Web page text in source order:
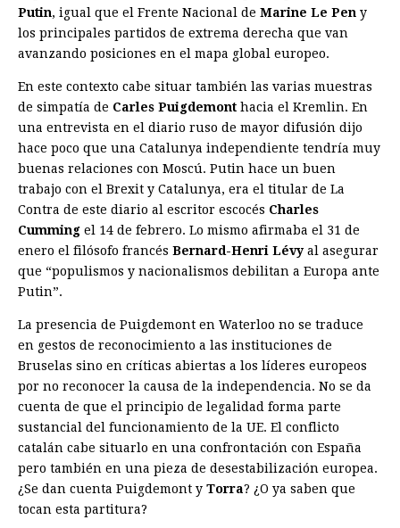
Putin, igual que el Frente Nacional de Marine Le Pen y
los principales partidos de extrema derecha que van
avanzando posiciones en el mapa global europeo.
En este contexto cabe situar también las varias muestras
de simpatía de Carles Puigdemont hacia el Kremlin. En
una entrevista en el diario ruso de mayor difusión dijo
hace poco que una Catalunya independiente tendría muy
buenas relaciones con Moscú. Putin hace un buen
trabajo con el Brexit y Catalunya, era el titular de La
Contra de este diario al escritor escocés Charles
Cumming el 14 de febrero. Lo mismo afirmaba el 31 de
enero el filósofo francés Bernard-Henri Lévyal asegurar
que “populismos y nacionalismos debilitan a Europa ante
­Putin”.
La presencia de Puigdemont en Waterloo no se traduce
en gestos de reconocimiento a las instituciones de
Bruselas sino en críticas abiertas a los líderes europeos
por no reconocer la causa de la independencia. No se da
cuenta de que el principio de legalidad forma parte
sustancial del funcionamiento de la UE. El conflicto
catalán cabe situarlo en una confrontación con España
pero también en una pieza de desestabilización europea.
¿Se dan cuenta Puigdemont y Torra? ¿O ya saben que
tocan esta partitura?